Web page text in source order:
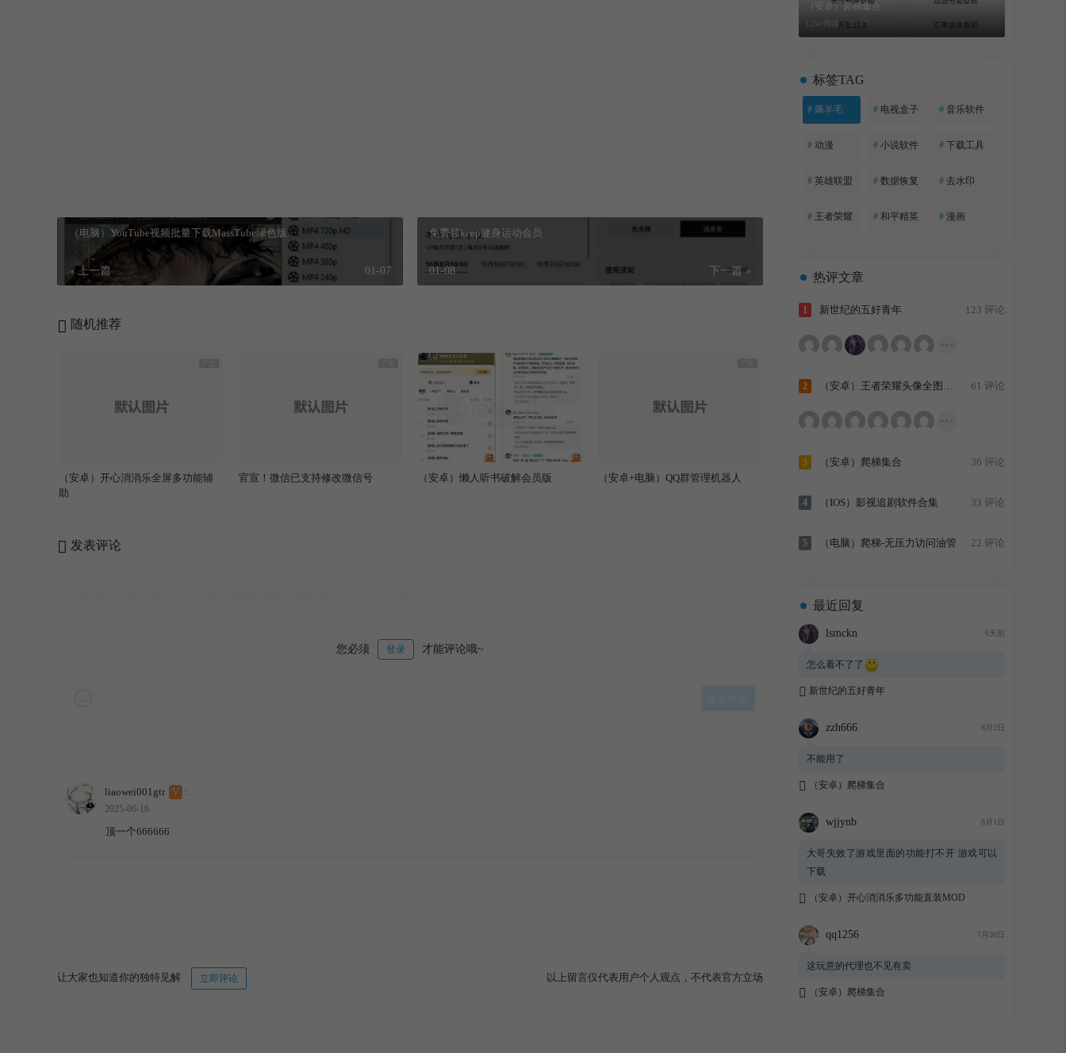
（电脑）YouTube视频批量下载MassTube绿色版
« 上一篇 01-07
免费领keep健身运动会员
下一篇 »
01-08
随机推荐
（安卓）开心消消乐全屏多功能辅
助
官宣！微信已支持修改微信号 （安卓）懒人听书破解会员版 （安卓+电脑）QQ群管理机器人
发表评论
您必须 登录 才能评论哦~
liaowei001gtr V :
2025-06-16
顶一个666666
让大家也知道你的独特见解 立即评论 以上留言仅代表用户个人观点，不代表官方立场
（安卓）爬梯集合
1.2w 阅读 ，05-17
标签TAG
# 薅羊毛 # 电视盒子 # 音乐软件
# 动漫 # 小说软件 # 下载工具
# 英雄联盟 # 数据恢复 # 去水印
# 王者荣耀 # 和平精英 # 漫画
热评文章
1 新世纪的五好青年 123 评论
2 （安卓）王者荣耀头像全图透视辅助 61 评论
3 （安卓）爬梯集合 36 评论
4 （IOS）影视追剧软件合集 33 评论
5 （电脑）爬梯-无压力访问油管 22 评论
最近回复
lsmckn 6天前
怎么看不了了
新世纪的五好青年
zzh666 8月2日
不能用了
（安卓）爬梯集合
wjjynb 8月1日
大哥失效了游戏里面的功能打不开 游戏可以
下载
（安卓）开心消消乐多功能直装MOD
qq1256 7月30日
这玩意的代理也不见有卖
（安卓）爬梯集合